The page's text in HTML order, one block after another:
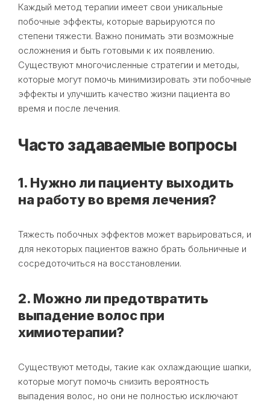
Каждый метод терапии имеет свои уникальные
побочные эффекты, которые варьируются по
степени тяжести. Важно понимать эти возможные
осложнения и быть готовыми к их появлению.
Существуют многочисленные стратегии и методы,
которые могут помочь минимизировать эти побочные
эффекты и улучшить качество жизни пациента во
время и после лечения.
Часто задаваемые вопросы
1. Нужно ли пациенту выходить
на работу во время лечения?
Тяжесть побочных эффектов может варьироваться, и
для некоторых пациентов важно брать больничные и
сосредоточиться на восстановлении.
2. Можно ли предотвратить
выпадение волос при
химиотерапии?
Существуют методы, такие как охлаждающие шапки,
которые могут помочь снизить вероятность
выпадения волос, но они не полностью исключают